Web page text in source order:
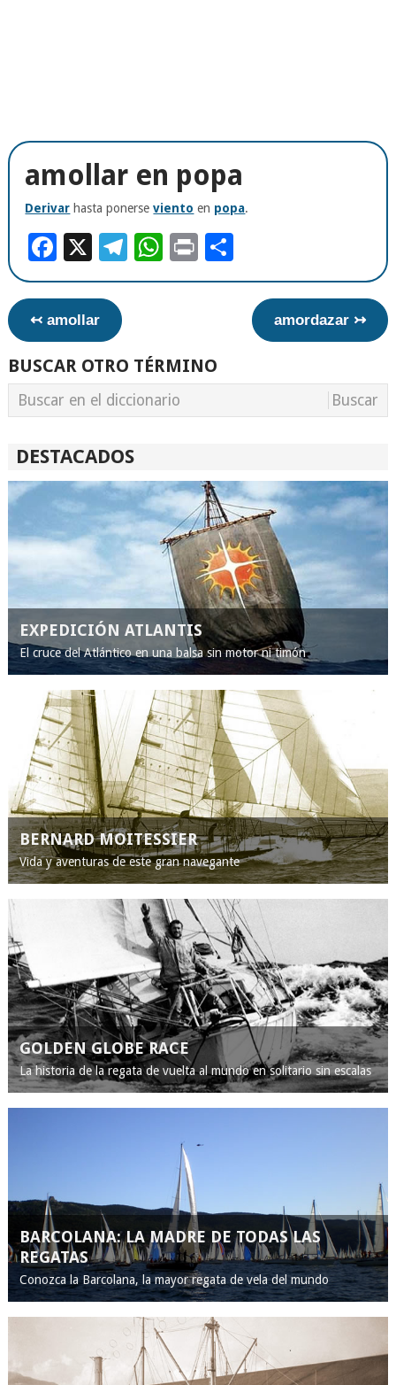
amollar en popa
Derivar hasta ponerseviento en popa.
Facebook
X Telegram
WhatsApp
Print
↢ amollar amordazar ↣
BUSCAR OTRO TÉRMINO
DESTACADOS
EXPEDICIÓN ATLANTIS
El cruce del Atlántico en una balsa sin motor ni timón
BERNARD MOITESSIER
Vida y aventuras de este gran navegante
GOLDEN GLOBE RACE
La historia de la regata de vuelta al mundo en solitario sin escalas
BARCOLANA: LA MADRE DE TODAS LAS
REGATAS
Conozca la Barcolana, la mayor regata de vela del mundo